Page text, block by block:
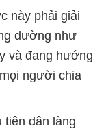
này phải giải
dường như
và đang hướng
người chia
tiên dân làng